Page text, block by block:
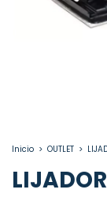
Inicio > OUTLET >